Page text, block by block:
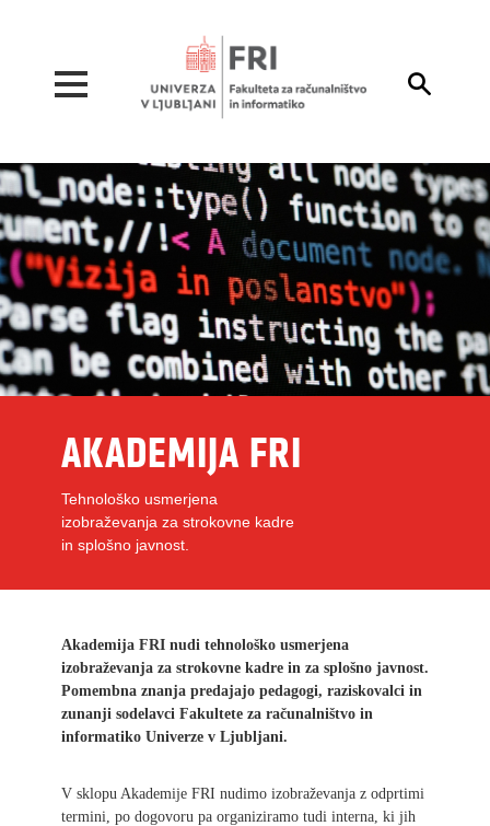

AKADEMIJA FRI
Tehnološko usmerjena
izobraževanja za strokovne kadre
in splošno javnost.
Akademija FRI nudi tehnološko usmerjena
izobraževanja za strokovne kadre in za splošno javnost.
Pomembna znanja predajajo pedagogi, raziskovalci in
zunanji sodelavci Fakultete za računalništvo in
informatiko Univerze v Ljubljani.
V sklopu Akademije FRI nudimo izobraževanja z odprtimi
termini, po dogovoru pa organiziramo tudi interna, ki jih